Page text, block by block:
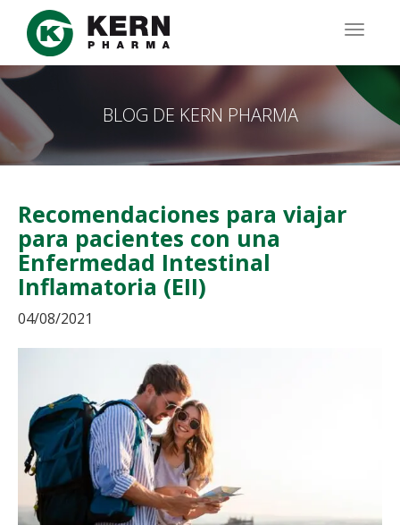
Pasar
contenido
principal
BLOG DE KERN PHARMA
Recomendaciones para viajar
para pacientes con una
Enfermedad Intestinal
Inflamatoria (EII)
04/08/2021